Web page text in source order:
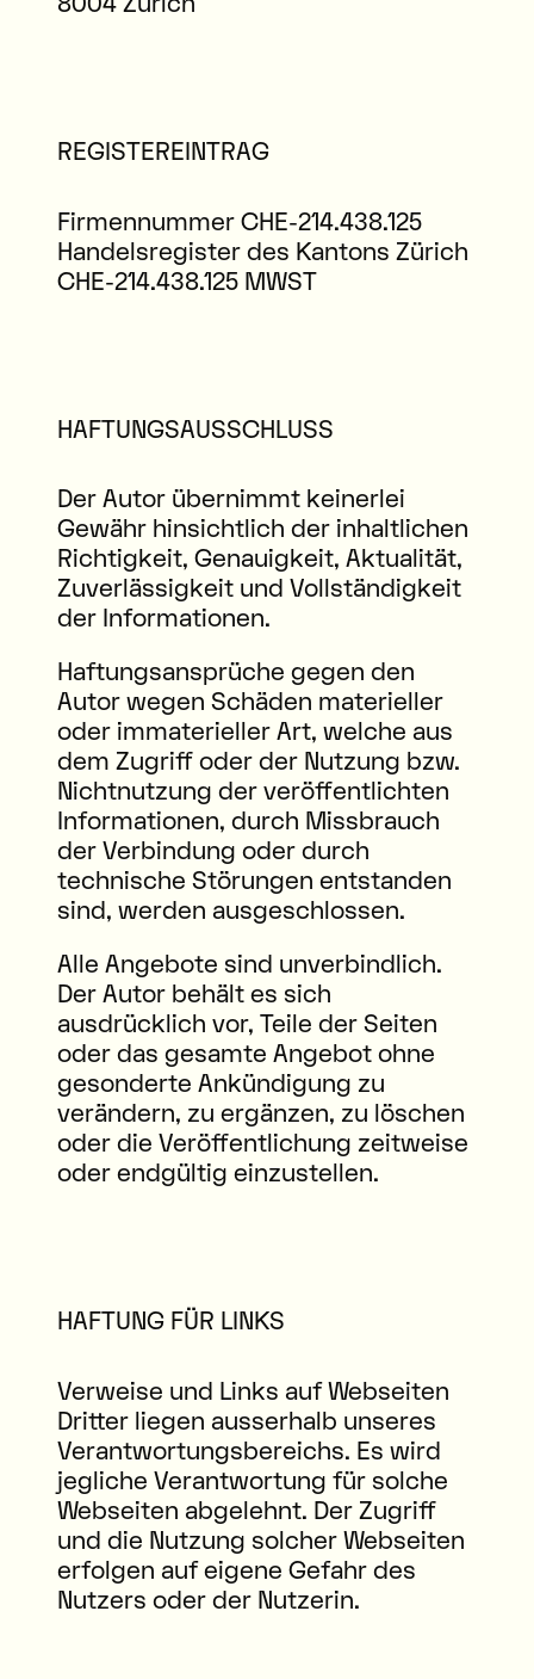
REGISTEREINTRAG
Firmennummer CHE-214.438.125
Handelsregister des Kantons Zürich
CHE-214.438.125 MWST
HAFTUNGSAUSSCHLUSS
Der Autor übernimmt keinerlei
Gewähr hinsichtlich der inhaltlichen
Richtigkeit, Genauigkeit, Aktualität,
Zuverlässigkeit und Vollständigkeit
der Informationen.
Haftungsansprüche gegen den
Autor wegen Schäden materieller
oder immaterieller Art, welche aus
dem Zugriff oder der Nutzung bzw.
Nichtnutzung der veröffentlichten
Informationen, durch Missbrauch
der Verbindung oder durch
technische Störungen entstanden
sind, werden ausgeschlossen.
Alle Angebote sind unverbindlich.
Der Autor behält es sich
ausdrücklich vor, Teile der Seiten
oder das gesamte Angebot ohne
gesonderte Ankündigung zu
verändern, zu ergänzen, zu löschen
oder die Veröffentlichung zeitweise
oder endgültig einzustellen.
HAFTUNG FÜR LINKS
Verweise und Links auf Webseiten
Dritter liegen ausserhalb unseres
Verantwortungsbereichs. Es wird
jegliche Verantwortung für solche
Webseiten abgelehnt. Der Zugriff
und die Nutzung solcher Webseiten
erfolgen auf eigene Gefahr des
Nutzers oder der Nutzerin.